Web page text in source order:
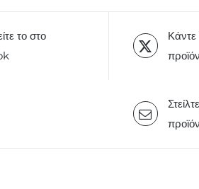
το στο
προϊόν
προϊόν